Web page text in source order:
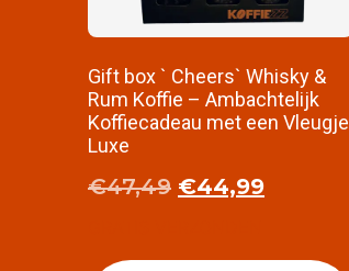
Gift box ` Cheers` Whisky &
Rum Koffie – Ambachtelijk
Koffiecadeau met een Vleugje
Luxe
€47,49 €44,99